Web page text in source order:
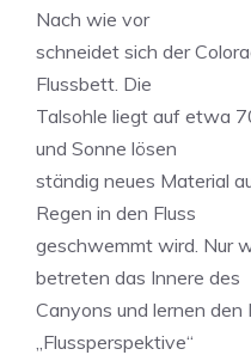
Nach wie vor
schneidet sich der
Flussbett. Die
Talsohle liegt auf etwa
und Sonne lösen
ständig neues Material
Regen in den Fluss
geschwemmt wird. Nur
betreten das Innere des
Canyons und lernen den
„Flussperspektive“